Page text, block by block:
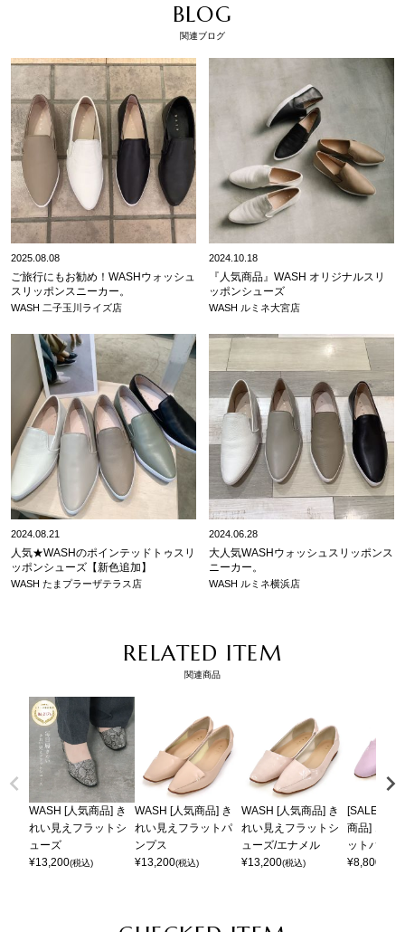
BLOG
関連ブログ
2025.08.08
ご旅行にもお勧め！WASHウォッシュ
スリッポンスニーカー。
WASH 二子玉川ライズ店
2024.10.18
『人気商品』WASH オリジナルスリ
ッポンシューズ
WASH ルミネ大宮店
2024.08.21
人気★WASHのポインテッドトゥスリ
ッポンシューズ【新色追加】
WASH たまプラーザテラス店
2024.06.28
大人気WASHウォッシュスリッポンス
ニーカー。
WASH ルミネ横浜店
RELATED ITEM
関連商品
WASH [人気商品] き
れい見えフラットシ
ューズ
¥13,200(税込)
WASH [人気商品] き
れい見えフラットパ
ンプス
¥13,200(税込)
WASH [人気商品] き
れい見えフラットシ
ューズ/エナメル
¥13,200(税込)
[SALE]
商品] きれ
ットパンプ
¥8,800